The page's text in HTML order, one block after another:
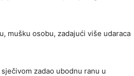
mušku osobu, zadajući više udaraca
zadao ubodnu ranu u